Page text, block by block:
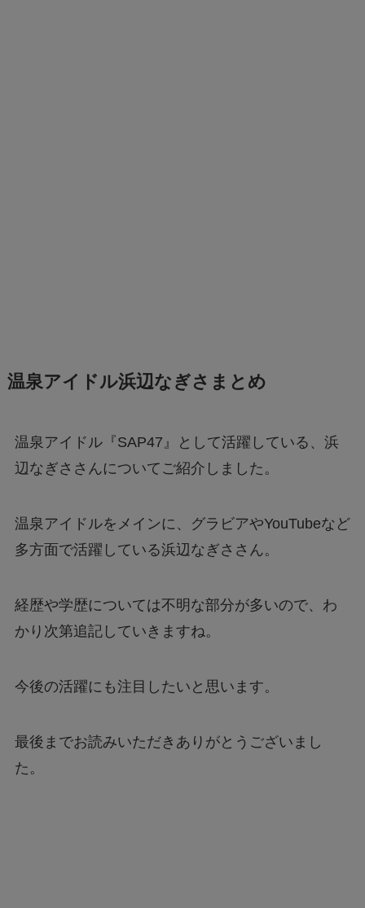
温泉アイドル浜辺なぎさまとめ
温泉アイドル『SAP47』として活躍している、浜
辺なぎささんについてご紹介しました。
温泉アイドルをメインに、グラビアやYouTubeなど
多方面で活躍している浜辺なぎささん。
経歴や学歴については不明な部分が多いので、わ
かり次第追記していきますね。
今後の活躍にも注目したいと思います。
最後までお読みいただきありがとうございまし
た。